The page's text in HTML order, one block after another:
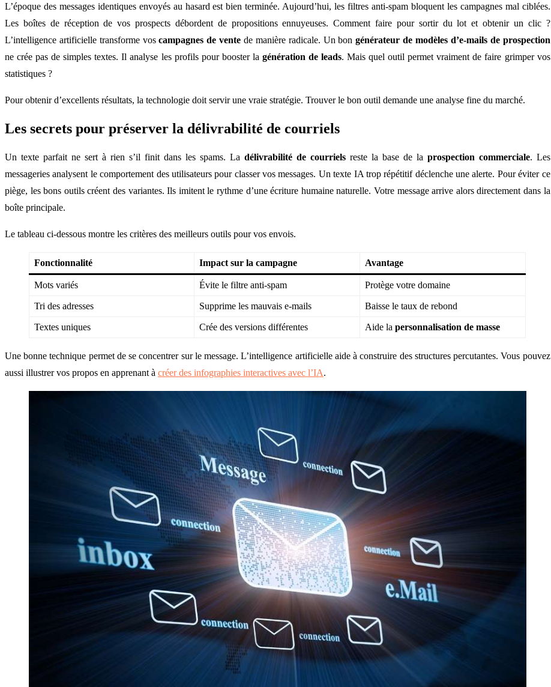
L’époque des messages identiques envoyés au hasard est bien terminée. Aujourd’hui, les filtres anti-spam bloquent les campagnes mal ciblées.
Les boîtes de réception de vos prospects débordent de propositions ennuyeuses. Comment faire pour sortir du lot et obtenir un clic ?
L’intelligence artificielle transforme voscampagnes de vente de manière radicale. Un bongénérateur de modèles d’e-mails de prospection
ne crée pas de simples textes. Il analyse les profils pour booster la génération de leads. Mais quel outil permet vraiment de faire grimper vos
statistiques ?
Pour obtenir d’excellents résultats, la technologie doit servir une vraie stratégie. Trouver le bon outil demande une analyse fine du marché.
Les secrets pour préserver la délivrabilité de courriels
Un texte parfait ne sert à rien s’il finit dans les spams. La délivrabilité de courrielsreste la base de la prospection commerciale. Les
messageries analysent le comportement des utilisateurs pour classer vos messages. Un texte IA trop répétitif déclenche une alerte. Pour éviter ce
piège, les bons outils créent des variantes. Ils imitent le rythme d’une écriture humaine naturelle. Votre message arrive alors directement dans la
boîte principale.
Le tableau ci-dessous montre les critères des meilleurs outils pour vos envois.
Fonctionnalité Impact sur la campagne Avantage
Mots variés Évite le filtre anti-spam Protège votre domaine
Tri des adresses Supprime les mauvais e-mails Baisse le taux de rebond
Textes uniques Crée des versions différentes Aide la personnalisation de masse
Une bonne technique permet de se concentrer sur le message. L’intelligence artificielle aide à construire des structures percutantes. Vous pouvez
aussi illustrer vos propos en apprenant à créer des infographies interactives avec l’IA.